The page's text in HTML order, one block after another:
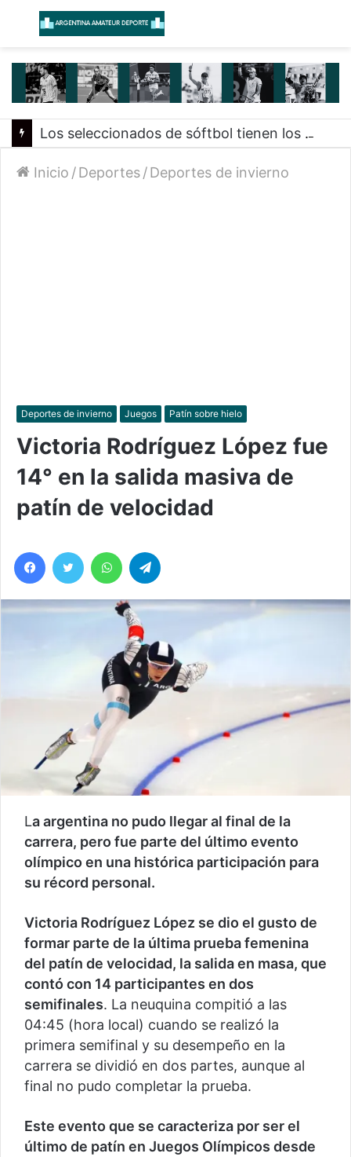
Menú
Los seleccionados de sóftbol tienen los convocados para los Juegos Suramericanos 2026
Inicio /Deportes/Deportes de invierno
Deportes de invierno Juegos Patín sobre hielo
Victoria Rodríguez López fue
14° en la salida masiva de
patín de velocidad
Facebook
Twitter WhatsApp
La argentina no pudo llegar al final de la
carrera, pero fue parte del último evento
olímpico en una histórica participación para
su récord personal.
Victoria Rodríguez López se dio el gusto de
formar parte de la última prueba femenina
del patín de velocidad, la salida en masa, que
contó con 14 participantes en dos
semifinales. La neuquina compitió a las
04:45 (hora local) cuando se realizó la
primera semifinal y su desempeño en la
carrera se dividió en dos partes, aunque al
final no pudo completar la prueba.
Este evento que se caracteriza por ser el
último de patín en Juegos Olímpicos desde